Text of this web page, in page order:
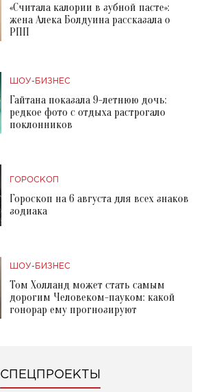
«Считала калории в зубной пасте»:
жена Алека Болдуина рассказала о
РПП
ШОУ-БИЗНЕС
Гайтана показала 9-летнюю дочь:
редкое фото с отдыха растрогало
поклонников
ГОРОСКОП
Гороскоп на 6 августа для всех знаков
зодиака
ШОУ-БИЗНЕС
Том Холланд может стать самым
дорогим Человеком-пауком: какой
гонорар ему прогнозируют
СПЕЦПРОЕКТЫ